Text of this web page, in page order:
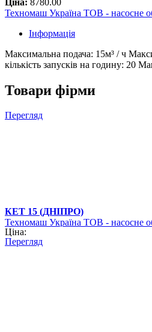
Техномаш Україна ТОВ - насосне
Інформація
Максимальна подача: 15м³ / ч
кількість запусків на годину: 20
Товари фірми
Перегляд
КЕТ 15 (ДНІПРО)
Техномаш Україна ТОВ - насосне
Ціна:
Перегляд